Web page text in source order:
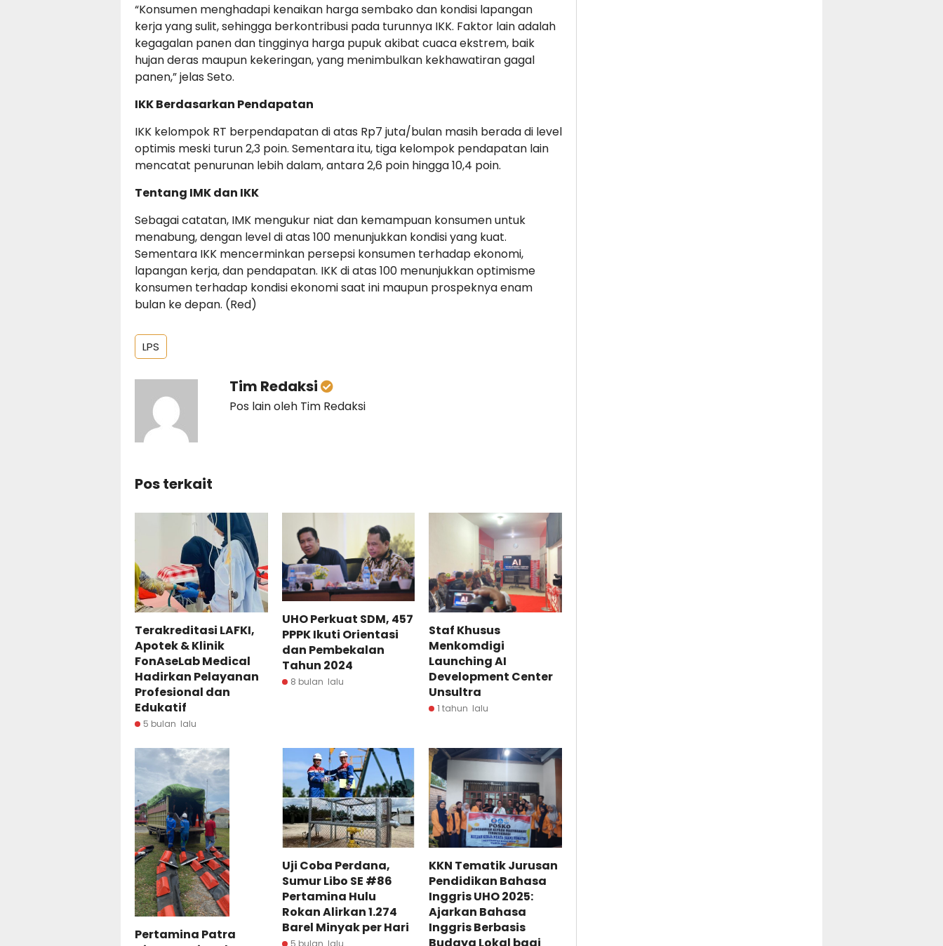
“Konsumen menghadapi kenaikan harga sembako dan kondisi lapangan
kerja yang sulit, sehingga berkontribusi pada turunnya IKK. Faktor lain adalah
kegagalan panen dan tingginya harga pupuk akibat cuaca ekstrem, baik
hujan deras maupun kekeringan, yang menimbulkan kekhawatiran gagal
panen,” jelas Seto.
IKK Berdasarkan Pendapatan
IKK kelompok RT berpendapatan di atas Rp7 juta/bulan masih berada di level
optimis meski turun 2,3 poin. Sementara itu, tiga kelompok pendapatan lain
mencatat penurunan lebih dalam, antara 2,6 poin hingga 10,4 poin.
Tentang IMK dan IKK
Sebagai catatan, IMK mengukur niat dan kemampuan konsumen untuk
menabung, dengan level di atas 100 menunjukkan kondisi yang kuat.
Sementara IKK mencerminkan persepsi konsumen terhadap ekonomi,
lapangan kerja, dan pendapatan. IKK di atas 100 menunjukkan optimisme
konsumen terhadap kondisi ekonomi saat ini maupun prospeknya enam
bulan ke depan. (Red)
LPS
Tim Redaksi
Pos lain oleh Tim Redaksi
Pos terkait
Terakreditasi LAFKI,
Apotek & Klinik
FonAseLab Medical
Hadirkan Pelayanan
Profesional dan
Edukatif
5 bulan lalu
UHO Perkuat SDM, 457
PPPK Ikuti Orientasi
dan Pembekalan
Tahun 2024
8 bulan lalu
Staf Khusus
Menkomdigi
Launching AI
Development Center
Unsultra
1 tahun lalu
Pertamina Patra
Uji Coba Perdana,
Sumur Libo SE #86
Pertamina Hulu
Rokan Alirkan 1.274
Barel Minyak per Hari
KKN Tematik Jurusan
Pendidikan Bahasa
Inggris UHO 2025:
Ajarkan Bahasa
Inggris Berbasis